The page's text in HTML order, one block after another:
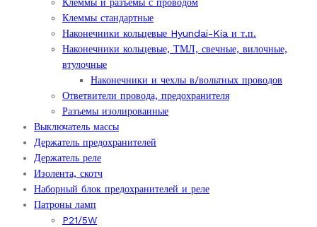
Клеммы стандартные
Наконечники кольцевые Hyundai-Kia и т.п.
Наконечники кольцевые, ТМЛ, свечные, вилочные,
втулочные
Наконечники и чехлы в/вольтных проводов
Ответвители провода, предохранителя
Разъемы изолированные
Выключатель массы
Держатель предохранителей
Держатель реле
Изолента, скотч
Наборный блок предохранителей и реле
Патроны ламп
P21/5W